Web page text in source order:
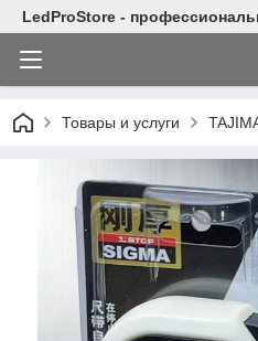
LedProStore -
Товары и услуги